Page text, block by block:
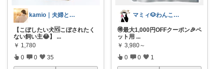
kamio｜夫婦とコーギーの愛用品
【こぼしたい犬🆚こぼされたく
ない飼い主😂】
...
￥ 1,780
0 0 35
マミィ🐶わんこと暮らす｜お得情報係
🉐最大1,000円OFFクーポン🎉ペ
ット用 ...
￥ 3,980～
0 0 1